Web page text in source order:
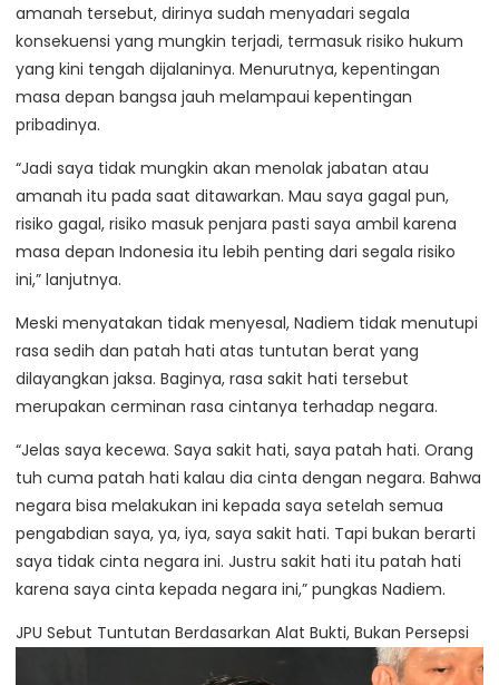
amanah tersebut, dirinya sudah menyadari segala
konsekuensi yang mungkin terjadi, termasuk risiko hukum
yang kini tengah dijalaninya. Menurutnya, kepentingan
masa depan bangsa jauh melampaui kepentingan
pribadinya.
“Jadi saya tidak mungkin akan menolak jabatan atau
amanah itu pada saat ditawarkan. Mau saya gagal pun,
risiko gagal, risiko masuk penjara pasti saya ambil karena
masa depan Indonesia itu lebih penting dari segala risiko
ini,” lanjutnya.
Meski menyatakan tidak menyesal, Nadiem tidak menutupi
rasa sedih dan patah hati atas tuntutan berat yang
dilayangkan jaksa. Baginya, rasa sakit hati tersebut
merupakan cerminan rasa cintanya terhadap negara.
“Jelas saya kecewa. Saya sakit hati, saya patah hati. Orang
tuh cuma patah hati kalau dia cinta dengan negara. Bahwa
negara bisa melakukan ini kepada saya setelah semua
pengabdian saya, ya, iya, saya sakit hati. Tapi bukan berarti
saya tidak cinta negara ini. Justru sakit hati itu patah hati
karena saya cinta kepada negara ini,” pungkas Nadiem.
JPU Sebut Tuntutan Berdasarkan Alat Bukti, Bukan Persepsi